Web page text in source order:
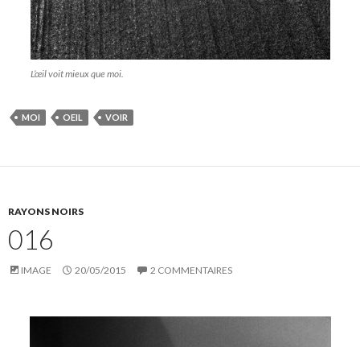
L’œil voit mieux que moi.
MOI OEIL VOIR
RAYONS NOIRS
016
IMAGE 20/05/2015 2 COMMENTAIRES